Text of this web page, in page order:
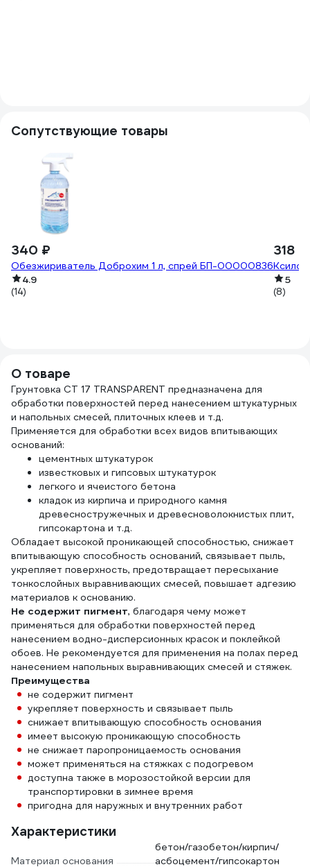
Сопутствующие товары
340 ₽
Обезжириватель Доброхим 1 л, спрей БП-00000836
4.9
(14)
318 ₽
5
(8)
О товаре
Грунтовка CT 17 TRANSPARENT предназначена для
обработки поверхностей перед нанесением штукатурных
и напольных смесей, плиточных клеев и т.д.
Применяется для обработки всех видов впитывающих
оснований:
цементных штукатурок
известковых и гипсовых штукатурок
легкого и ячеистого бетона
кладок из кирпича и природного камня
древесностружечных и древесноволокнистых плит,
гипсокартона и т.д.
Обладает высокой проникающей способностью, снижает
впитывающую способность оснований, связывает пыль,
укрепляет поверхность, предотвращает пересыхание
тонкослойных выравнивающих смесей, повышает адгезию
материалов к основанию.
Не содержит пигмент, благодаря чему может
применяться для обработки поверхностей перед
нанесением водно-дисперсионных красок и поклейкой
обоев. Не рекомендуется для применения на полах перед
нанесением напольных выравнивающих смесей и стяжек.
Преимущества
не содержит пигмент
укрепляет поверхность и связывает пыль
снижает впитывающую способность основания
имеет высокую проникающую способность
не снижает паропроницаемость основания
может применяться на стяжках с подогревом
доступна также в морозостойкой версии для
транспортировки в зимнее время
пригодна для наружных и внутренних работ
Характеристики
Материал основания
бетон/газобетон/кирпич/
асбоцемент/гипсокартон